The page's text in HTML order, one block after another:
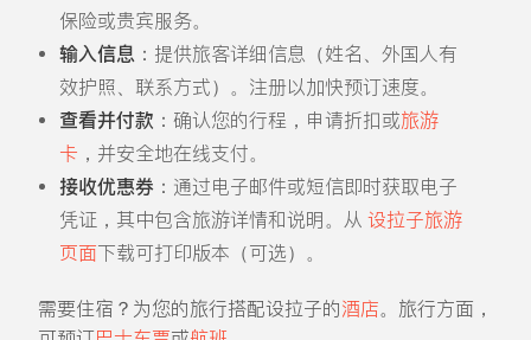
保险或贵宾服务。
输入信息 ：提供旅客详细信息（姓名、外国人有
效护照、联系方式）。注册以加快预订速度。
查看并付款 ：确认您的行程，申请折扣或旅游
卡 ，并安全地在线支付。
接收优惠券：通过电子邮件或短信即时获取电子
凭证，其中包含旅游详情和说明。从 设拉子旅游
页面下载可打印版本（可选）。
需要住宿？为您的旅行搭配设拉子的酒店。旅行方面，